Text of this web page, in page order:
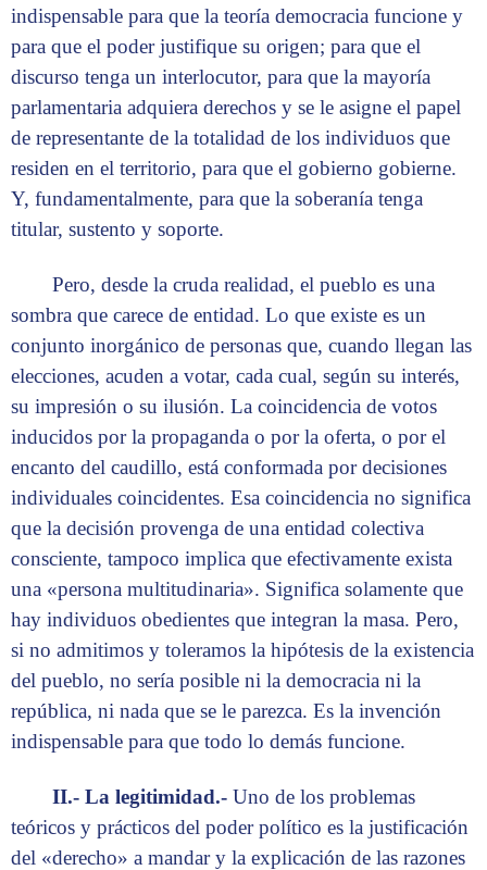
indispensable para que la teoría democracia funcione y
para que el poder justifique su origen; para que el
discurso tenga un interlocutor, para que la mayoría
parlamentaria adquiera derechos y se le asigne el papel
de representante de la totalidad de los individuos que
residen en el territorio, para que el gobierno gobierne.
Y, fundamentalmente, para que la soberanía tenga
titular, sustento y soporte.
Pero, desde la cruda realidad, el pueblo es una
sombra que carece de entidad. Lo que existe es un
conjunto inorgánico de personas que, cuando llegan las
elecciones, acuden a votar, cada cual, según su interés,
su impresión o su ilusión. La coincidencia de votos
inducidos por la propaganda o por la oferta, o por el
encanto del caudillo, está conformada por decisiones
individuales coincidentes. Esa coincidencia no significa
que la decisión provenga de una entidad colectiva
consciente, tampoco implica que efectivamente exista
una «persona multitudinaria». Significa solamente que
hay individuos obedientes que integran la masa. Pero,
si no admitimos y toleramos la hipótesis de la existencia
del pueblo, no sería posible ni la democracia ni la
república, ni nada que se le parezca. Es la invención
indispensable para que todo lo demás funcione.
II.- La legitimidad.-Uno de los problemas
teóricos y prácticos del poder político es la justificación
del «derecho» a mandar y la explicación de las razones